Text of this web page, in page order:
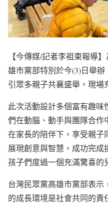
【今傳媒/記者李祖東報導
雄市黨部特別於今(3)日舉
引眾多親子共襄盛舉，現場
此次活動設計多個富有趣
們在動腦、動手與團隊合作
在家長的陪伴下，享受親子
展現創意與智慧，成功完
孩子們度過一個充滿驚喜的
台灣民眾黨高雄市黨部表
的成長環境是社會共同的責